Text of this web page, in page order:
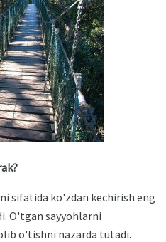
sifatida ko'zdan kechirish eng
O'tgan sayyohlarni
o'tishni nazarda tutadi.